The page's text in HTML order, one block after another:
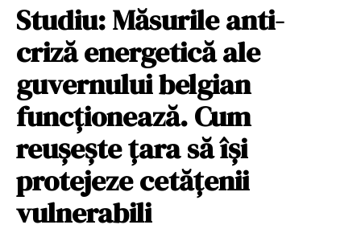
Studiu: Măsurile anti-
criză energetică ale
guvernului belgian
funcționează. Cum
reușește țara să își
protejeze cetățenii
vulnerabili